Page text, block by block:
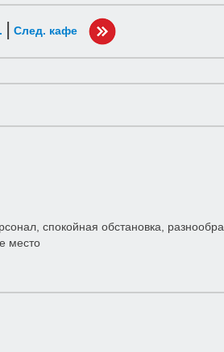
| След. кафе
спокойная обстановка,
место